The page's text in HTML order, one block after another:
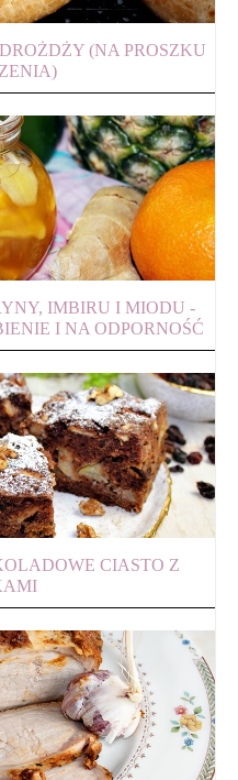
(NA PROSZKU
IMBIRU I MIODU -
I NA ODPORNOŚĆ
CIASTO Z